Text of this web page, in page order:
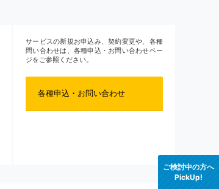
サービスの新規お申込み、契約変更や、各種
問い合わせは、各種申込・お問い合わせペー
ジをご参照ください。
各種申込・お問い合わせ
ご検討中の方へ
PickUp!